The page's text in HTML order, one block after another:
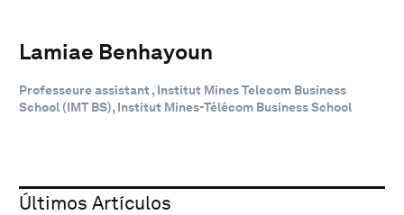
Lamiae Benhayoun
Professeure assistant , Institut Mines Telecom Business
School (IMT BS), Institut Mines-Télécom Business School
Últimos Artículos